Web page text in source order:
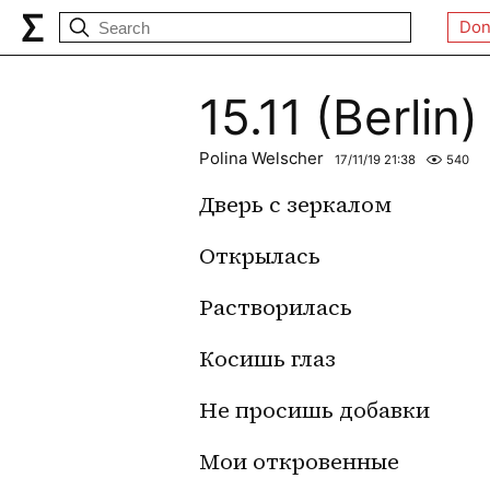
15.11 (Berlin)
Polina Welscher 17/11/19 21:38 540
Дверь с зеркалом
Открылась
Растворилась
Косишь глаз
Не просишь добавки
Мои откровенные